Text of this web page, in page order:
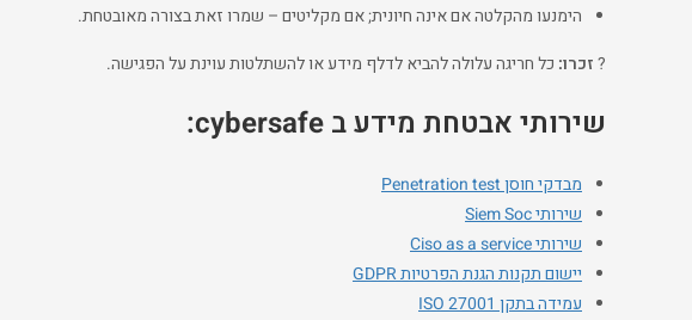
הימנעו מהקלטה אם אינה חיונית; אם מקליטים – שמרו זאת בצורה מאובטחת.
?זכרו: כל חריגה עלולה להביא לדלף מידע או להשתלטות עוינת על הפגישה.
שירותי אבטחת מידע ב cybersafe:
מבדקי חוסן Penetration test
שירותי Siem Soc
שירותי Ciso as a service
יישום תקנות הגנת הפרטיות GDPR
עמידה בתקן ISO 27001